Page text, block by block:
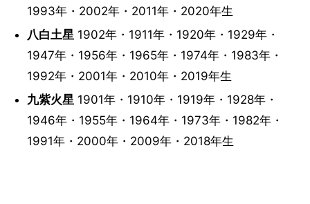
1993年・2002年・2011年・2020年生
八白土星1902年・1911年・1920年・1929年・
1947年・1956年・1965年・1974年・1983年・
1992年・2001年・2010年・2019年生
九紫火星1901年・1910年・1919年・1928年・
1946年・1955年・1964年・1973年・1982年・
1991年・2000年・2009年・2018年生